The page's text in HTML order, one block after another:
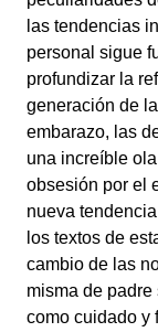
las tendencias
personal sigue
profundizar la
generación de
embarazo, las
una increíble
obsesión por el
nueva
los textos de
cambio de las
misma de
como cuidado y